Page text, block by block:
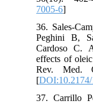
7005-6
36.
Peghini
Cardoso
effects of
Rev.
[
37.